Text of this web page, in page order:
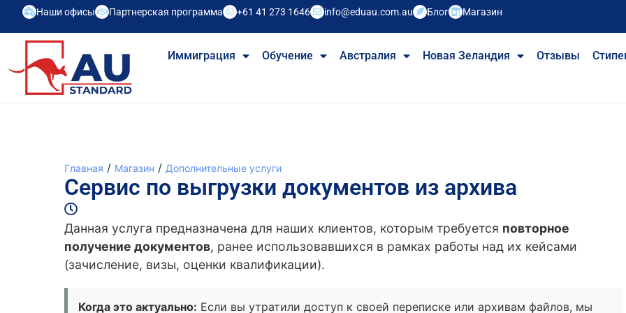
Наши офисы Партнерская программа +61 41 273 1646 info@eduau.com.au Блог Магазин
Иммиграция Обучение Австралия Новая Зеландия Отзывы
Главная / Магазин / Дополнительные услуги
Сервис по выгрузки документов из архива
Данная услуга предназначена для наших клиентов, которым требуется повторное
получение документов, ранее использовавшихся в рамках работы над их кейсами
(зачисление, визы, оценки квалификации).
Когда это актуально: Если вы утратили доступ к своей переписке или архивам файлов, мы